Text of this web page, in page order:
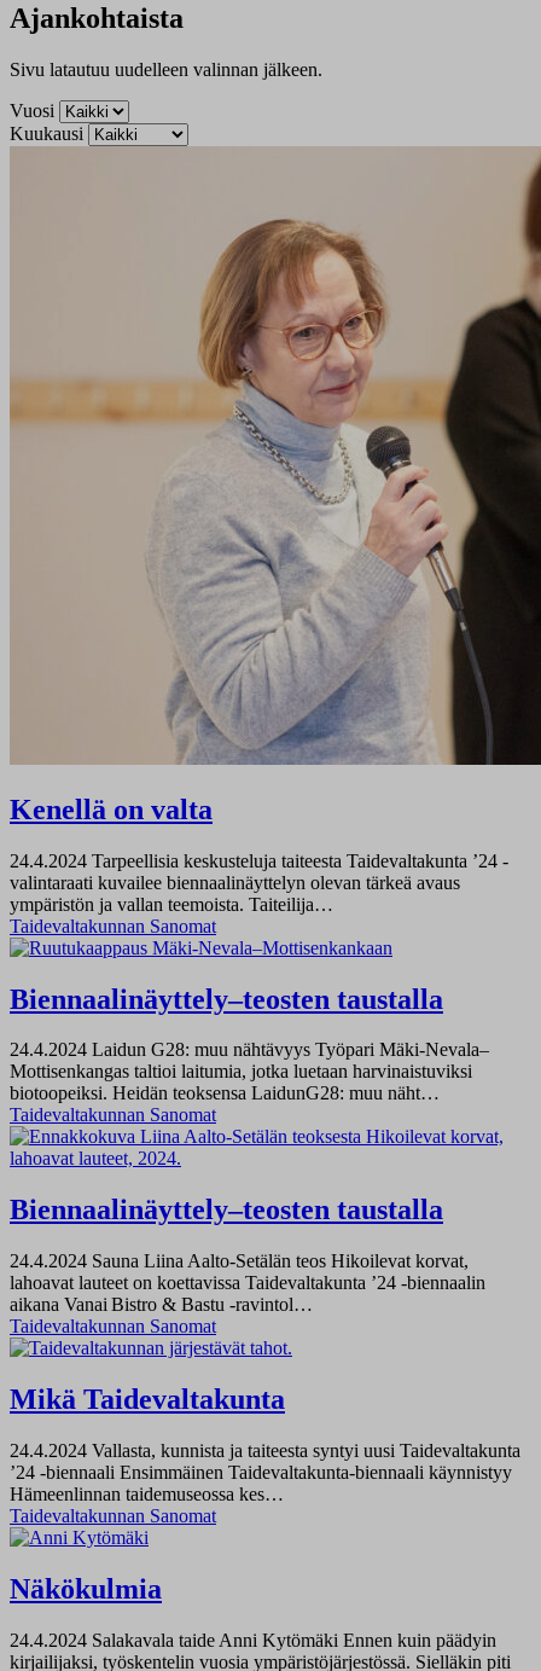
Ajankohtaista
Sivu latautuu uudelleen valinnan jälkeen.
Vuosi
Kuukausi
Kenellä on valta
24.4.2024 Tarpeellisia keskusteluja taiteesta Taidevaltakunta ’24 -
valintaraati kuvailee biennaalinäyttelyn olevan tärkeä avaus
ympäristön ja vallan teemoista. Taiteilija…
Taidevaltakunnan Sanomat
Biennaalinäyttely–teosten taustalla
24.4.2024 Laidun G28: muu nähtävyys Työpari Mäki-Nevala–
Mottisenkangas taltioi laitumia, jotka luetaan harvinaistuviksi
biotoopeiksi. Heidän teoksensa LaidunG28: muu näht…
Taidevaltakunnan Sanomat
Biennaalinäyttely–teosten taustalla
24.4.2024 Sauna Liina Aalto-Setälän teos Hikoilevat korvat,
lahoavat lauteet on koettavissa Taidevaltakunta ’24 -biennaalin
aikana Vanai Bistro & Bastu -ravintol…
Taidevaltakunnan Sanomat
Mikä Taidevaltakunta
24.4.2024 Vallasta, kunnista ja taiteesta syntyi uusi Taidevaltakunta
’24 -biennaali Ensimmäinen Taidevaltakunta-biennaali käynnistyy
Hämeenlinnan taidemuseossa kes…
Taidevaltakunnan Sanomat
Näkökulmia
24.4.2024 Salakavala taide Anni Kytömäki Ennen kuin päädyin
kirjailijaksi, työskentelin vuosia ympäristöjärjestössä. Sielläkin piti